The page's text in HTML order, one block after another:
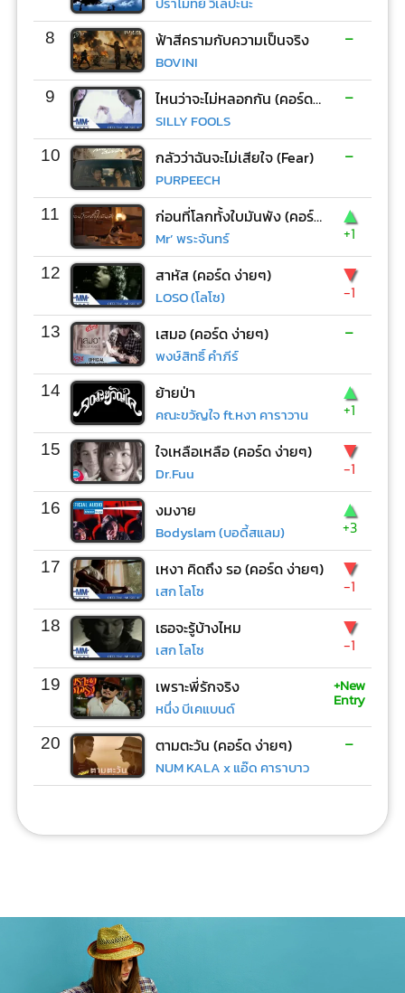
8 ฟ้าสีครามกับความเป็นจริง
BOVINI
-
9 ไหนว่าจะไม่หลอกกัน (คอร์ด ง่ายๆ)
SILLY FOOLS
-
10 กลัวว่าฉันจะไม่เสียใจ (Fear)
PURPEECH
-
11 ก่อนที่โลกทั้งใบมันพัง (คอร์ด ง่ายๆ)
Mr’ พระจันทร์
▲
+1
12 สาหัส (คอร์ด ง่ายๆ)
LOSO (โลโซ)
▼
-1
13 เสมอ (คอร์ด ง่ายๆ)
พงษ์สิทธิ์ คำภีร์
-
14 ย้ายป่า
คณะขวัญใจ ft.หงา คาราวาน
▲
+1
15 ใจเหลือเหลือ (คอร์ด ง่ายๆ)
Dr.Fuu
▼
-1
16 งมงาย
Bodyslam (บอดี้สแลม)
▲
+3
17 เหงา คิดถึง รอ (คอร์ด ง่ายๆ)
เสก โลโซ
▼
-1
18 เธอจะรู้บ้างไหม
เสก โลโซ
▼
-1
19 เพราะพี่รักจริง
หนึ่ง บีเคแบนด์
+New
Entry
20 ตามตะวัน (คอร์ด ง่ายๆ)
NUM KALA x แอ๊ด คาราบาว
-